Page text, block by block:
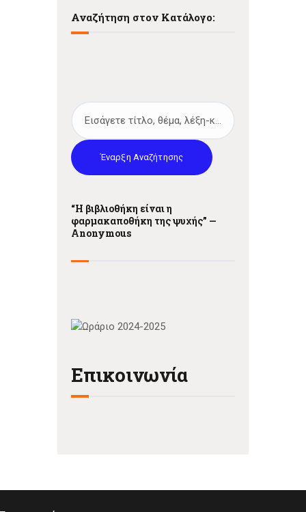
Αναζήτηση στον Κατάλογο:
Έναρξη Αναζήτησης
“Η βιβλιοθήκη είναι η
φαρμακαποθήκη της ψυχής” —
Anonymous
Επικοινωνία